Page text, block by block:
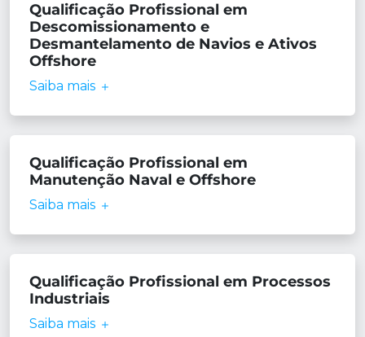
Qualificação Profissional em
Descomissionamento e
Desmantelamento de Navios e Ativos
Offshore
Saiba mais
Qualificação Profissional em
Manutenção Naval e Offshore
Saiba mais
Qualificação Profissional em Processos
Industriais
Saiba mais